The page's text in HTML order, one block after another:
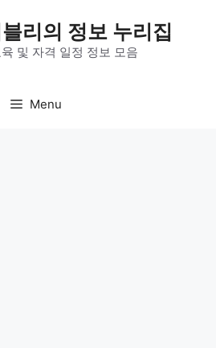
리의 정보 누리집
및 자격 일정 정보 모음
Menu